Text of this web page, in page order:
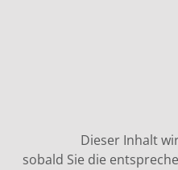
Dieser Inhalt
sobald Sie die